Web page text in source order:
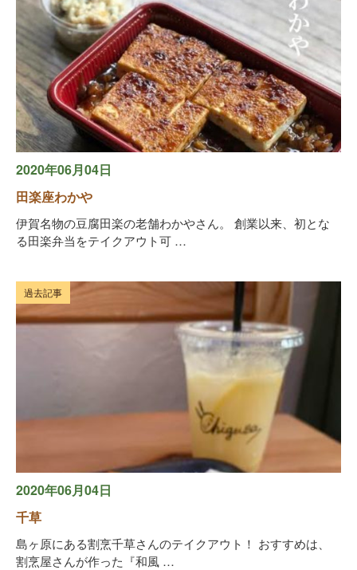
2020年06月04日
田楽座わかや
伊賀名物の豆腐田楽の老舗わかやさん。 創業以来、初とな
る田楽弁当をテイクアウト可 …
過去記事
2020年06月04日
千草
島ヶ原にある割烹千草さんのテイクアウト！ おすすめは、
割烹屋さんが作った『和風 …